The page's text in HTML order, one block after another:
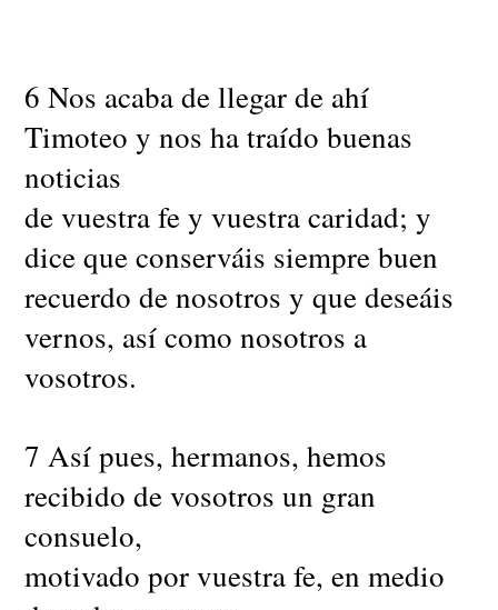
6 Nos acaba de llegar de ahí
Timoteo y nos ha traído buenas
noticias
de vuestra fe y vuestra caridad; y
dice que conserváis siempre buen
recuerdo de nosotros y que deseáis
vernos, así como nosotros a
vosotros.
7 Así pues, hermanos, hemos
recibido de vosotros un gran
consuelo,
motivado por vuestra fe, en medio